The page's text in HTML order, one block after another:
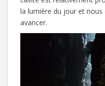
la lumière du jour et
avancer.